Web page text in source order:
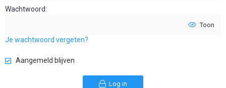
Wachtwoord
Toon
Je wachtwoord vergeten?
Aangemeld blijven
Log in